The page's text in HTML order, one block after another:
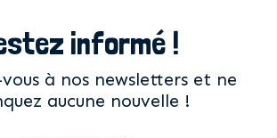
informé !
à nos newsletters et ne
aucune nouvelle !